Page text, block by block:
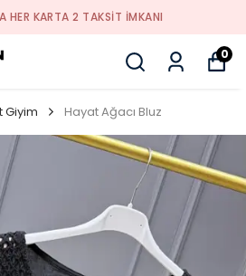
HER KARTA 2 TAKSİT İMKANI
0
Giyim Hayat Ağacı Bluz